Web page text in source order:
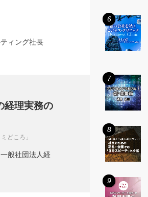
ィング社長
理実務の
どころ」
般社団法人経
6
7
8
9